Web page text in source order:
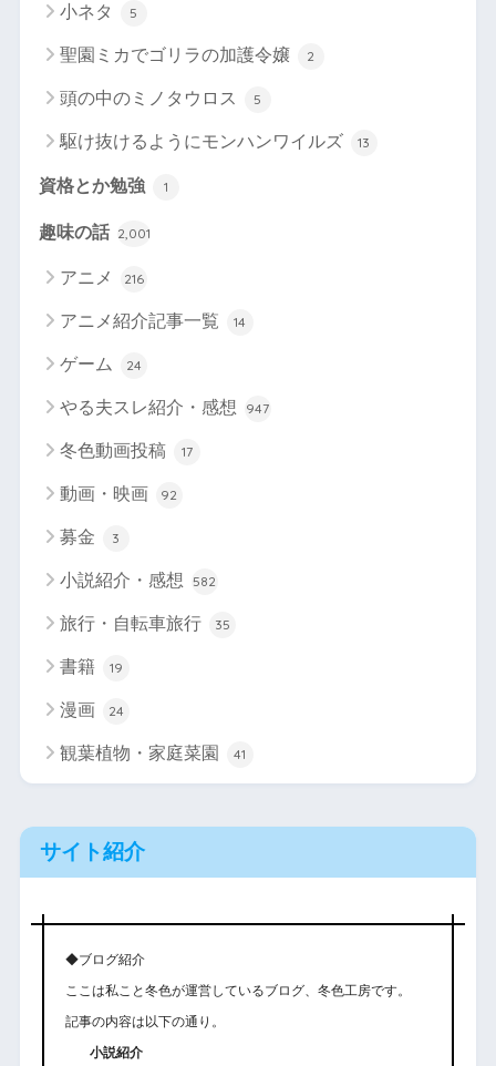
小ネタ 5
聖園ミカでゴリラの加護令嬢 2
頭の中のミノタウロス 5
駆け抜けるようにモンハンワイルズ 13
資格とか勉強 1
趣味の話 2,001
アニメ 216
アニメ紹介記事一覧 14
ゲーム 24
やる夫スレ紹介・感想 947
冬色動画投稿 17
動画・映画 92
募金 3
小説紹介・感想 582
旅行・自転車旅行 35
書籍 19
漫画 24
観葉植物・家庭菜園 41
サイト紹介
◆ブログ紹介
ここは私こと冬色が運営しているブログ、冬色工房です。
記事の内容は以下の通り。
小説紹介